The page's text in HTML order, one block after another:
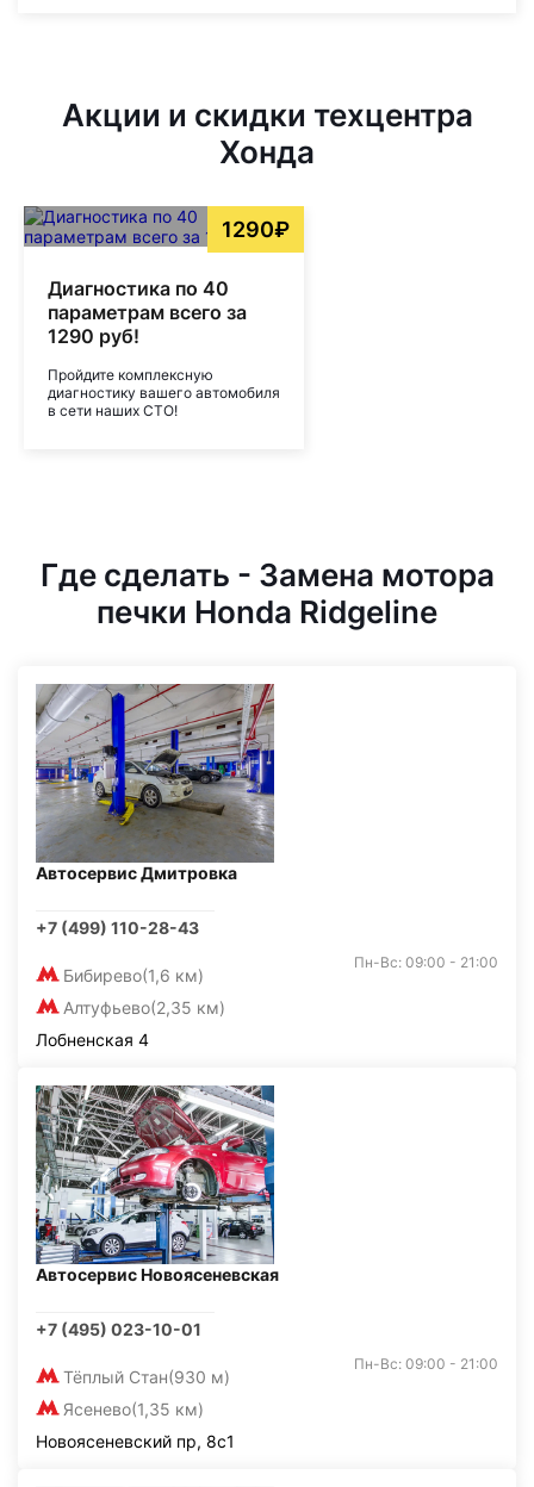
Акции и скидки техцентра
Хонда
1290₽
Диагностика по 40
параметрам всего за
1290 руб!
Пройдите комплексную
диагностику вашего автомобиля
в сети наших СТО!
Где сделать - Замена мотора
печки Honda Ridgeline
Автосервис Дмитровка
+7 (499) 110-28-43
Бибирево(1,6 км)
Алтуфьево(2,35 км)
Пн-Вс: 09:00 - 21:00
Лобненская 4
Автосервис Новоясеневская
+7 (495) 023-10-01
Тёплый Стан(930 м)
Ясенево(1,35 км)
Пн-Вс: 09:00 - 21:00
Новоясеневский пр, 8с1